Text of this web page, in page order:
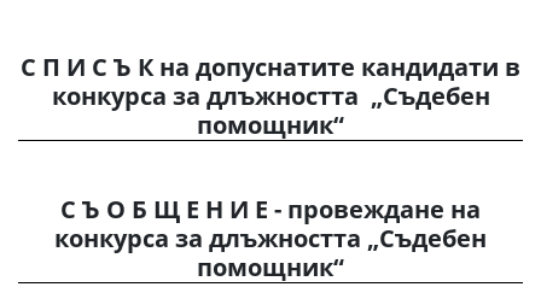
С П И С Ъ К на допуснатите кандидати в
конкурса за длъжността „Съдебен
помощник“
С Ъ О Б Щ Е Н И Е - провеждане на
конкурса за длъжността „Съдебен
помощник“